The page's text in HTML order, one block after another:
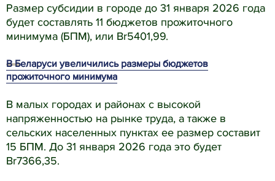
Размер субсидии в городе до 31 января 2026 года
будет составлять 11 бюджетов прожиточного
минимума (БПМ), или Br5401,99.
В Беларуси увеличились размеры бюджетов
прожиточного минимума
В малых городах и районах с высокой
напряженностью на рынке труда, а также в
сельских населенных пунктах ее размер составит
15 БПМ. До 31 января 2026 года это будет
Br7366,35.